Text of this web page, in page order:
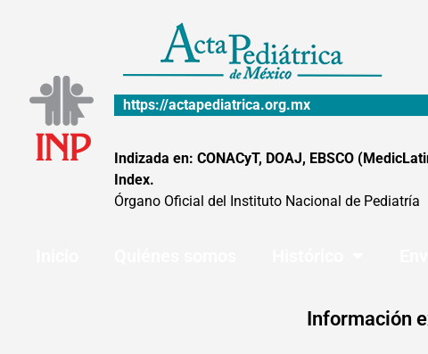
https://actapediatrica.org.mx
Indizada en: CONACyT, DOAJ, EBSCO
Index.
Órgano Oficial del Instituto Nacional de Pediatría
Información